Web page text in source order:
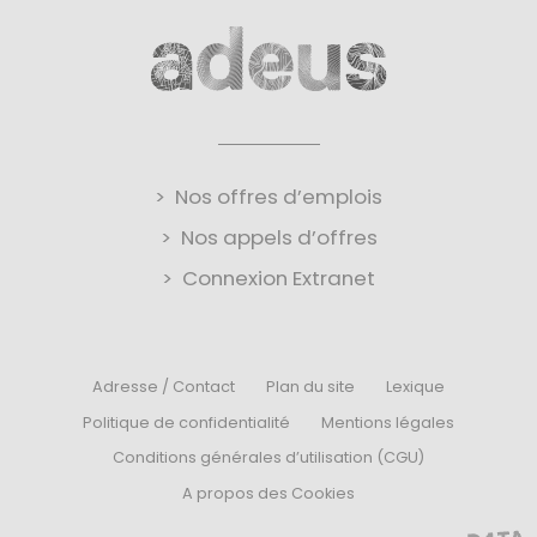
Nos offres d’emplois
Nos appels d’offres
Connexion Extranet
Adresse / Contact Plan du site
Lexique
Politique de confidentialité
Mentions légales
Conditions générales d’utilisation (CGU)
A propos des Cookies